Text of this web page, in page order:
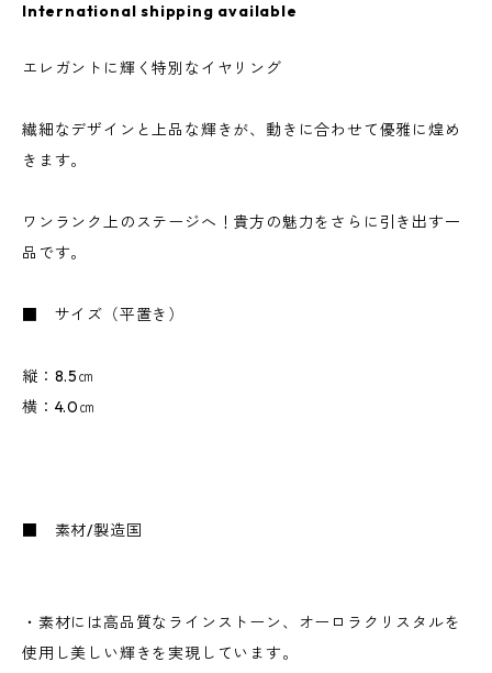
International shipping available
エレガントに輝く特別なイヤリング
繊細なデザインと上品な輝きが、動きに合わせて優雅に煌め
きます。
ワンランク上のステージへ！貴方の魅力をさらに引き出す一
品です。
■ サイズ（平置き）
縦：8.5㎝
横：4.0㎝
■ 素材/製造国
・素材には高品質なラインストーン、オーロラクリスタルを
使用し美しい輝きを実現しています。